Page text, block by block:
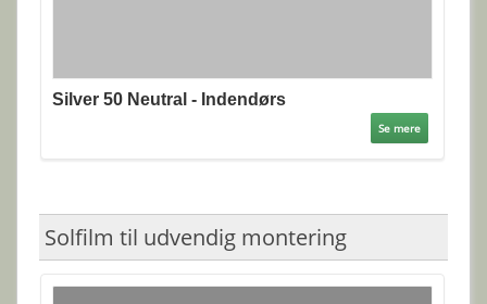
Silver 50 Neutral - Indendørs
Se mere
Solfilm til udvendig montering